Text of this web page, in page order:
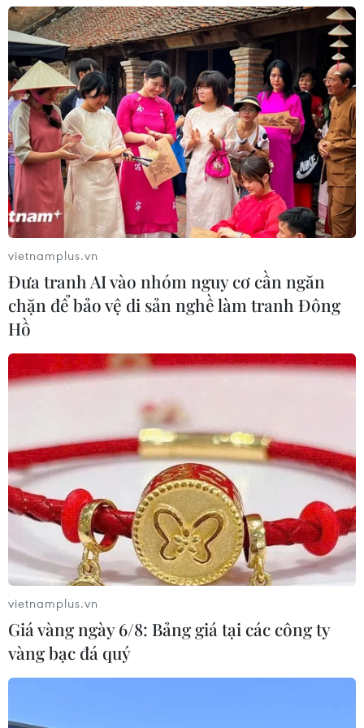
Nhận định Campuchia vs
Timor Leste: Trận chiến vì 3 điểm
danh dự cho "Các chiến binh
Angkor"
03/08/2026 03:30
ASEAN Cup 2026: Đội tuyển Việt
Nam sẵn sàng cho đại chiến ở "chảo
lửa" Pakansari
03/08/2026 03:13
Lịch thi đấu ASEAN Cup 2026 ngày
3/8: Việt Nam quyết đấu Indonesia
03/08/2026 01:40
Nhận định Việt Nam vs
Indonesia: Thầy Kim cần thay đổi để
giành chiến thắng?
03/08/2026 00:06
Đội tuyển Futsal Việt Nam giành
chiến thắng đậm tại giải đấu ở Thái
Nhận định Việt Nam vs Indonesia:
vietnamplus.vn
Đưa tranh AI vào nhóm nguy cơ cần ngăn
chặn để bảo vệ di sản nghề làm tranh Đông
Hồ
vietnamplus.vn
Giá vàng ngày 6/8: Bảng giá tại các công ty
vàng bạc đá quý